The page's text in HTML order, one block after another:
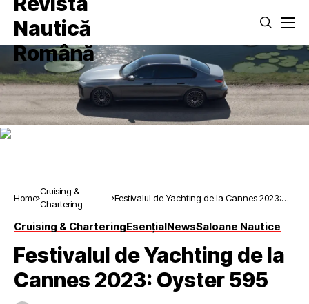
Home
Cruising &
Chartering
Festivalul de Yachting de la Cannes 2023:
Cruising & CharteringEsențialNewsSaloane Nautice
Festivalul de Yachting de la
Cannes 2023: Oyster 595